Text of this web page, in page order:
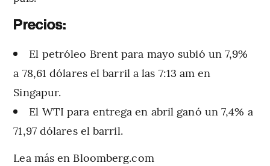
Precios:
El petróleo Brent para mayo subió un 7,9%
a 78,61 dólares el barril a las 7:13 am en
Singapur.
El WTI para entrega en abril ganó un 7,4% a
71,97 dólares el barril.
Lea más en Bloomberg.com